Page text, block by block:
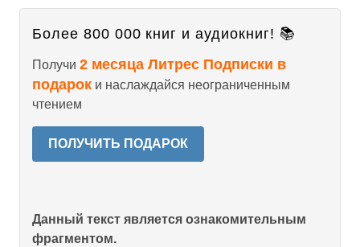
Более 800 000 книг и аудиокниг! 📚
Получи 2 месяца Литрес Подписки в
подарок и наслаждайся неограниченным
чтением
ПОЛУЧИТЬ ПОДАРОК
Данный текст является ознакомительным
фрагментом.